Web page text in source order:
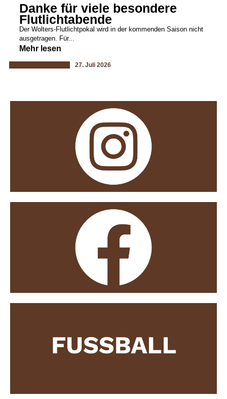
Danke für viele besondere
Flutlichtabende
Der Wolters-Flutlichtpokal wird in der kommenden Saison nicht
ausgetragen. Für...
Mehr lesen
27. Juli 2026